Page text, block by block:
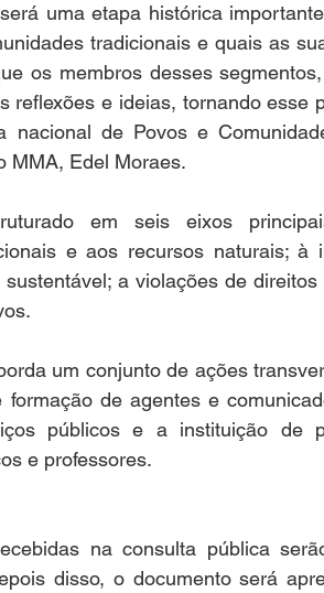
uma etapa histórica
tradicionais e quais as
os membros desses
reflexões e ideias, tornando esse
nacional de Povos e
MMA, Edel Moraes.
em seis eixos
e aos recursos naturais; à
a violações de
um conjunto de ações
de agentes e
públicos e a instituição de
e professores.
na consulta pública
disso, o documento será